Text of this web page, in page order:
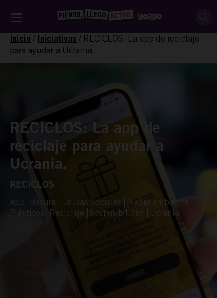
Inicio / Iniciativas / RECICLOS: La app de reciclaje
para ayudar a Ucrania.
RECICLOS: La app de
reciclaje para ayudar a
Ucrania.
RECICLOS
App Basura Causas Sociales
Medio ambiente
Plásticos
Reciclaje Sostenibilidad Ucrania